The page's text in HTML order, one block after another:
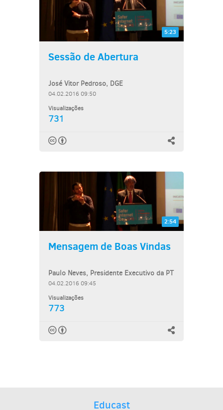
5:23
Sessão de Abertura
José Vitor Pedroso, DGE
04.02.2016 09:50
Visualizações
731
2:54
Mensagem de Boas Vindas
Paulo Neves, Presidente Executivo da PT
04.02.2016 09:45
Visualizações
773
Educast